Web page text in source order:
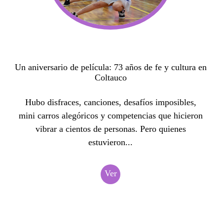
Un aniversario de película: 73 años de fe y cultura en
Coltauco
Hubo disfraces, canciones, desafíos imposibles,
mini carros alegóricos y competencias que hicieron
vibrar a cientos de personas. Pero quienes
estuvieron...
Ver